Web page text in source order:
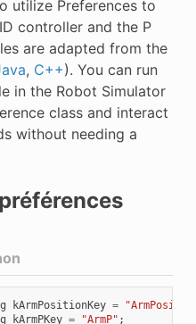
utilize Preferences to
controller and the P
are adapted from the
, C++). You can run
in the Robot Simulator
class and interact
without needing a
kArmPositionKey =
kArmPKey = "ArmP" ;